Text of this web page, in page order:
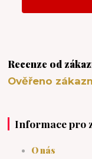
Recenze od
Ověřeno
Informace pro
O nás